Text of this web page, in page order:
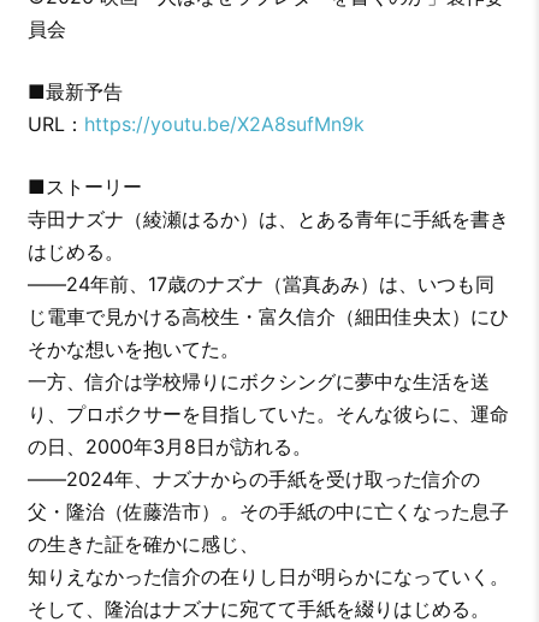
員会
■最新予告
URL： https://youtu.be/X2A8sufMn9k
■ストーリー
寺田ナズナ（綾瀬はるか）は、とある青年に手紙を書き
はじめる。
――24年前、17歳のナズナ（當真あみ）は、いつも同
じ電車で見かける高校生・富久信介（細田佳央太）にひ
そかな想いを抱いてた。
一方、信介は学校帰りにボクシングに夢中な生活を送
り、プロボクサーを目指していた。そんな彼らに、運命
の日、2000年3月8日が訪れる。
――2024年、ナズナからの手紙を受け取った信介の
父・隆治（佐藤浩市）。その手紙の中に亡くなった息子
の生きた証を確かに感じ、
知りえなかった信介の在りし日が明らかになっていく。
そして、隆治はナズナに宛てて手紙を綴りはじめる。